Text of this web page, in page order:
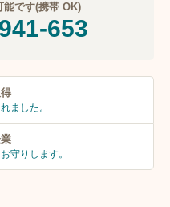
能です(携帯 OK)
653
ました。
守りします。